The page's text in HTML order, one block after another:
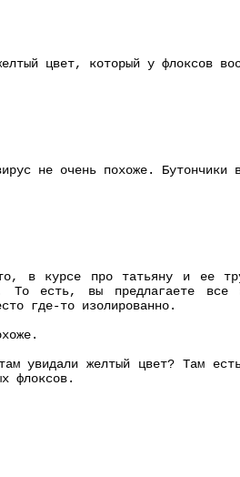
цвет, который у флоксов
не очень похоже. Бутончики
в курсе про татьяну и ее
То есть, вы предлагаете все
где-то изолированно.
увидали желтый цвет? Там
флоксов.